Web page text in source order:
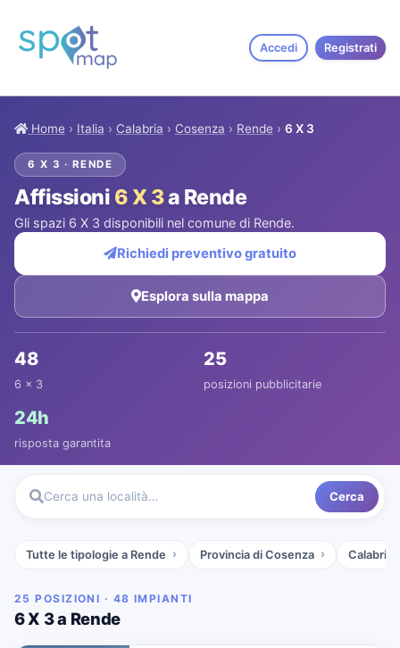
Accedi Registrati
Home › Italia › Calabria › Cosenza › Rende › 6 X 3
6 X 3 · RENDE
Affissioni 6 X 3a Rende
Gli spazi 6 X 3 disponibili nel comune di Rende.
Richiedi preventivo gratuito
Esplora sulla mappa
48
6 x 3
25
posizioni pubblicitarie
24h
risposta garantita
Cerca una località… Cerca
Tutte le tipologie a Rende Provincia di Cosenza Calabria
25 POSIZIONI · 48 IMPIANTI
6 X 3 a Rende